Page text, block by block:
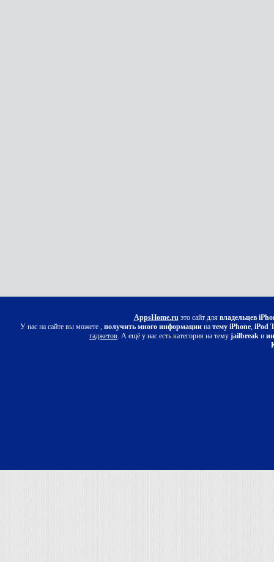
AppsHome.ruэто сайт для владельцев
У нас на сайте вы можете , получить много информациина тему iPhone,iPod
гаджетов. А ещё у нас есть категория на тему jailbreak и